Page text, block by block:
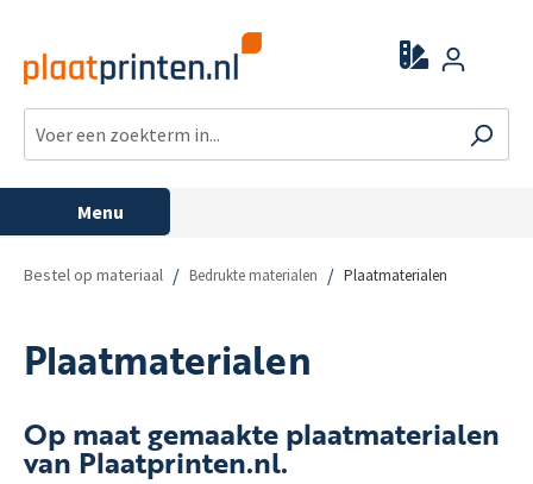
Menu
Bestel op materiaal / Bedrukte materialen / Plaatmaterialen
Plaatmaterialen
Op maat gemaakte plaatmaterialen
van Plaatprinten.nl.